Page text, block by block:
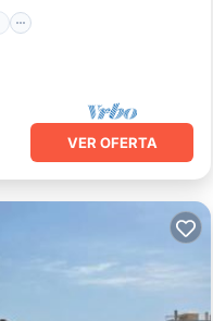
VER OFERTA